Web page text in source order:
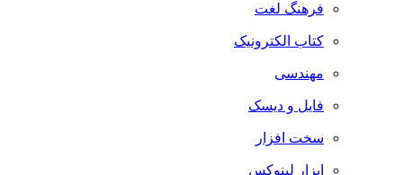
فرهنگ لغت
کتاب الکترونیک
مهندسی
فایل و دیسک
سخت افزار
ابزار لینوکس